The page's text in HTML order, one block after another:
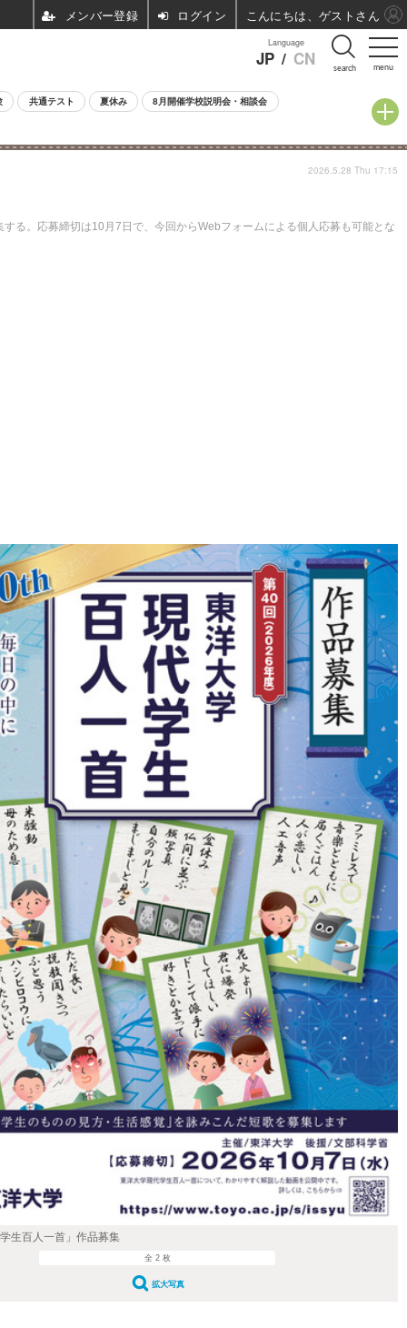
menu
Language
JP / CN search
共通テスト 夏休み 8月開催学校説明会・相談会
る。応募締切は10月7日で、今回からWebフォームによる個人応募も可能とな
2026.5.28 Thu 17:15
生百人一首」作品募集
全 2 枚
拡大写真
ログイン こんにちは、ゲストさん